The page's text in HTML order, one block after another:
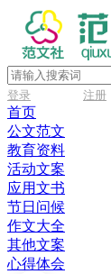
登录
注册
首页
公文范文
教育资料
活动文案
应用文书
节日问候
作文大全
其他文案
心得体会